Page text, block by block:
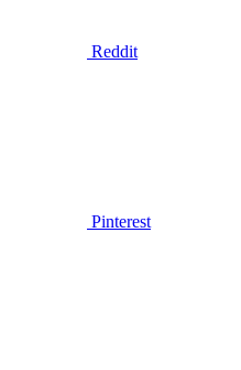
Reddit
Pinterest